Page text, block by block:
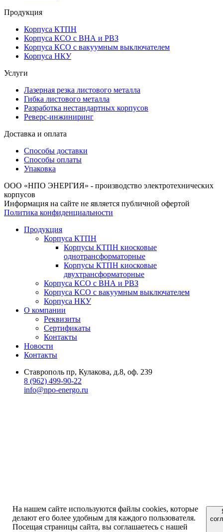
Продукция
Корпуса КТПН
Корпуса КСО с ВНА и РВЗ
Корпуса КСО с вакуумным выключателем
Корпуса НКУ
Услуги
Лазерная резка листового металла
Гибка листового металла
Разработка нестандартных корпусов
Реверс-инжиниринг
Доставка и оплата
Способы доставки
Способы оплаты
Упаковка
ООО «НПО ЭНЕРГИЯ» - производство электротехнических
корпусов
Информация на сайте не является публичной офертой
Политика конфиденциальности
Продукция
Корпуса КТПН
Корпусы КТПН киосковые
однотрансформаторные
Корпусы КТПН киосковые
двухтрансформаторные
Корпуса КСО с ВНА и РВЗ
Корпуса КСО с вакуумным выключателем
Корпуса НКУ
О компании
Реквизиты
Сертификаты
Контакты
Новости
Контакты
Ставрополь пр, Кулакова, д.8, оф. 239
8 (962) 499-90-22
info@npo-energo.ru
На нашем сайте используются файлы cookies, которые
делают его более удобным для каждого пользователя.
Посещая страницы сайта, вы соглашаетесь с нашей